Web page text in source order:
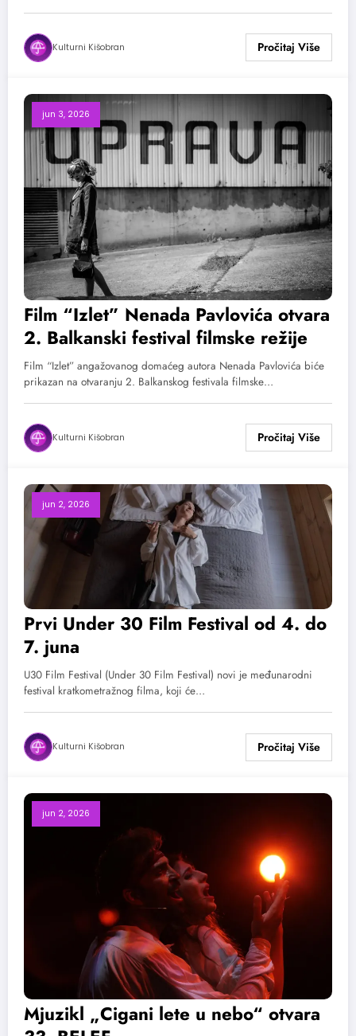
Kulturni Kišobran
jun 3, 2026
Film “Izlet” Nenada Pavlovića otvara
2. Balkanski festival filmske režije
Film “Izlet” angažovanog domaćeg autora Nenada Pavlovića biće
prikazan na otvaranju 2. Balkanskog festivala filmske…
Kulturni Kišobran
jun 2, 2026
Prvi Under 30 Film Festival od 4. do
7. juna
U30 Film Festival (Under 30 Film Festival) novi je međunarodni
festival kratkometražnog filma, koji će…
Kulturni Kišobran
jun 2, 2026
Mjuzikl „Cigani lete u nebo“ otvara